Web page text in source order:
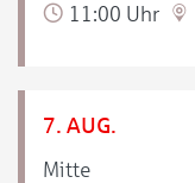
11:00 Uhr
7. AUG.
Mitte